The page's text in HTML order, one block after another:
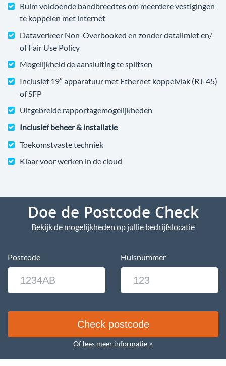
Ruim voldoende bandbreedtes om meerdere vestigingen
te koppelen met internet
Dataverkeer Non-Overbooked en zonder datalimiet en/
of Fair Use Policy
Mogelijkheid de aansluiting te splitsen
Inclusief 19″ apparatuur met Ethernet koppelvlak (RJ-45)
of SFP
Uitgebreide rapportagemogelijkheden
Inclusief beheer & installatie
Toekomstvaste techniek
Klaar voor werken in de cloud
Doe de Postcode Check
Bekijk de mogelijkheden op jullie bedrijfslocatie
Postcode Huisnummer
Of lees meer informatie >